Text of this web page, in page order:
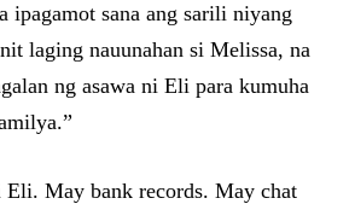
ipagamot sana ang sarili niyang
laging nauunahan si Melissa, na
ng asawa ni Eli para kumuha
Eli. May bank records. May chat